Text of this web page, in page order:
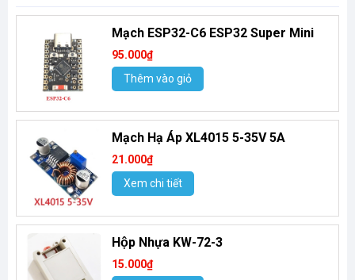
Mạch ESP32-C6 ESP32 Super Mini
95.000₫
Thêm vào giỏ
Mạch Hạ Áp XL4015 5-35V 5A
21.000₫
Xem chi tiết
Hộp Nhựa KW-72-3
15.000₫